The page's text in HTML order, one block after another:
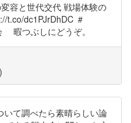
容と世代交代 戦場体験の
t.co/dc1PJrDhDC ＃
つぶしにどうぞ。
)
て調べたら素晴らしい論